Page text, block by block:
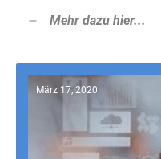
Mehr dazu hier...
März 17, 2020